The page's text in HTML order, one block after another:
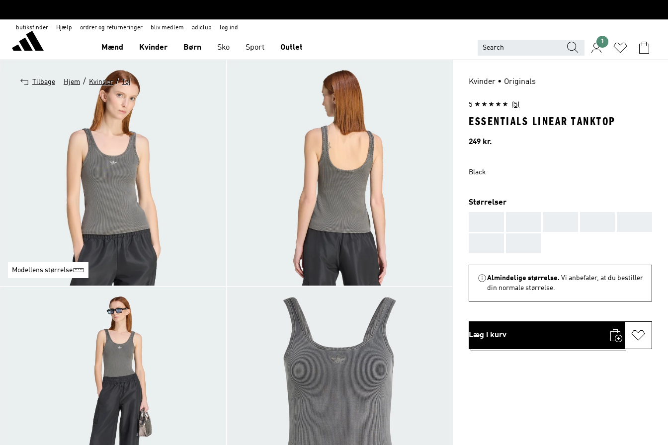
butiksfinder Hjælp ordrer og returneringer bliv medlem adiclub log ind
Mænd Kvinder Børn Sko Sport Outlet
1
Tilbage Hjem / Kvinder / Tøj
Modellens størrelse
Kvinder • Originals
5 (5)
ESSENTIALS LINEAR TANKTOP
Pris
249 kr.
Black
Størrelser
Almindelige størrelse. Vi anbefaler, at du bestiller
din normale størrelse.
Læg i kurv